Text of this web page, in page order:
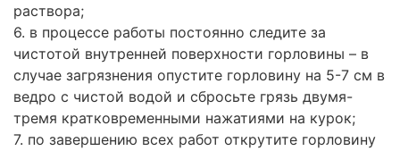
раствора;
6. в процессе работы постоянно следите за
чистотой внутренней поверхности горловины – в
случае загрязнения опустите горловину на 5-7 см в
ведро с чистой водой и сбросьте грязь двумя-
тремя кратковременными нажатиями на курок;
7. по завершению всех работ открутите горловину